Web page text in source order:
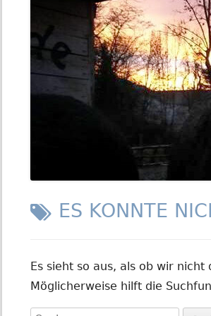
ES KONNTE
Es sieht so aus, als ob wir
Möglicherweise hilft die